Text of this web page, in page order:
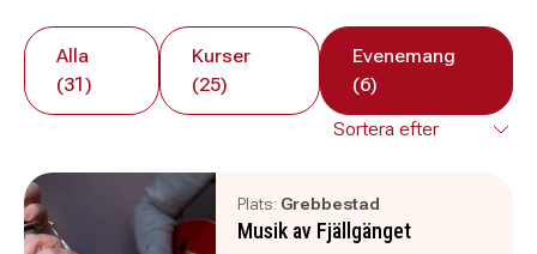
Alla
(31)
Kurser
(25)
Evenemang
(6)
Plats: Grebbestad
Musik av Fjällgänget